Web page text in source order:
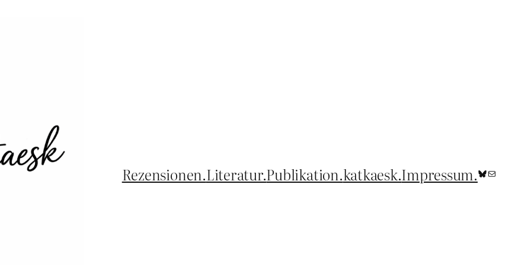
Rezensionen.Literatur.Publikation.katkaesk.Impressum.Bluesky
E-Mail